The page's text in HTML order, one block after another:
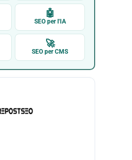
🤖
SEO per l'IA
🚀
SEO per CMS